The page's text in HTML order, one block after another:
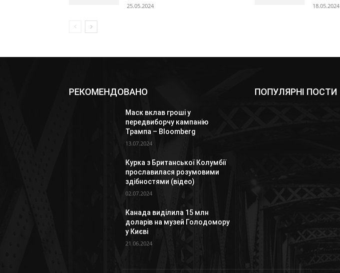
25.05.2024 18.05.2024
РЕКОМЕНДОВАНО
Маск вклав гроші у
передвиборчу кампанію
Трампа – Bloomberg
13.07.2024
Курка з Британської Колумбії
прославилася розумовими
здібностями (відео)
02.07.2024
Канада виділила 15 млн
доларів на музей Голодомору
у Києві
21.06.2024
ПОПУЛЯРНІ ПОСТИ